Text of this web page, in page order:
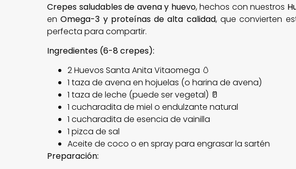
Crepes saludables de avena y huevo, hechos con nuestros
enOmega-3 y proteínas de alta calidad, que convierten
perfecta para compartir.
Ingredientes (6-8 crepes):
2 Huevos Santa Anita Vitaomega 🥚
1 taza de avena en hojuelas (o harina de avena)
1 taza de leche (puede ser vegetal) 🥛
1 cucharadita de miel o endulzante natural
1 cucharadita de esencia de vainilla
1 pizca de sal
Aceite de coco o en spray para engrasar la sartén
Preparación: